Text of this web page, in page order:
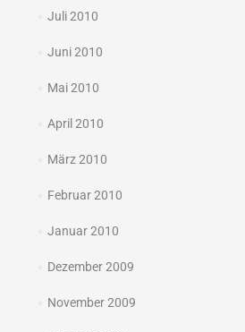
Juli 2010
Juni 2010
Mai 2010
April 2010
März 2010
Februar 2010
Januar 2010
Dezember 2009
November 2009